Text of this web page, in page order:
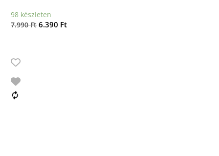
98 készleten
7.990FtOriginal
6.390 FtCurrent